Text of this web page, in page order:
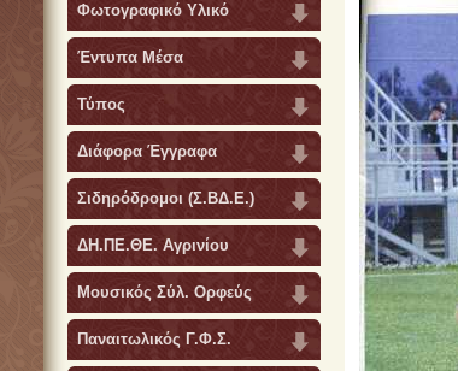
Φωτογραφικό Υλικό
Έντυπα Μέσα
Τύπος
Διάφορα Έγγραφα
Σιδηρόδρομοι (Σ.ΒΔ.Ε.)
ΔΗ.ΠΕ.ΘΕ. Αγρινίου
Μουσικός Σύλ. Ορφεύς
Παναιτωλικός Γ.Φ.Σ.